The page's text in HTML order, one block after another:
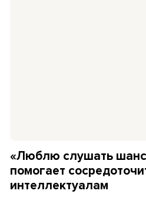
«Люблю слушать
помогает
интеллектуалам